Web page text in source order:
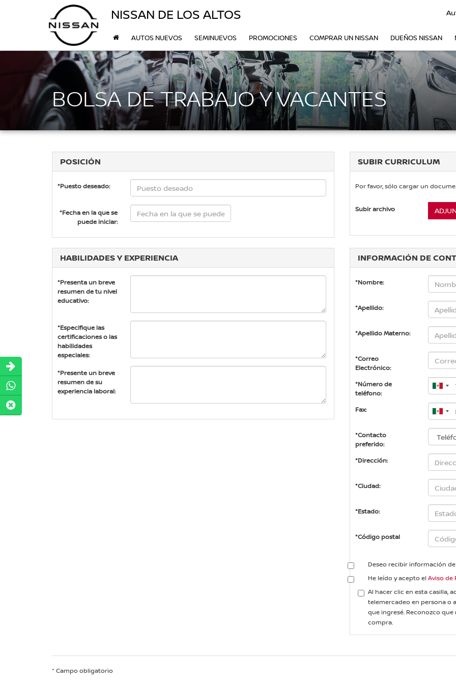
NISSAN DE LOS ALTOS
AUTOS NUEVOS SEMINUEVOS PROMOCIONES COMPRAR UN NISSAN DUEÑOS NISSAN
BOLSA DE TRABAJO Y VACANTES
POSICIÓN
*Puesto deseado:
*Fecha en la que se
puede iniciar:
SUBIR CURRICULUM
Por favor, sólo cargar un
Subir archivo
HABILIDADES Y EXPERIENCIA
*Presenta un breve
resumen de tu nivel
educativo:
*Especifique las
certificaciones o las
habilidades
especiales:
*Presente un breve
resumen de su
experiencia laboral:
INFORMACIÓN DE
*Nombre:
*Apellido:
*Apellido Materno:
*Correo
Electrónico:
*Número de
teléfono:
Fax:
*Contacto
preferido:
*Dirección:
*Ciudad:
*Estado:
*Código postal
Deseo recibir información
He leído y acepto el Aviso de
Al hacer clic en esta casilla,
telemercadeo en persona o
que ingresé. Reconozco
compra.
* Campo obligatorio